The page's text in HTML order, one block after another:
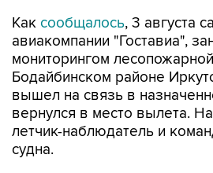
Как сообщалось, 3 августа
авиакомпании "Гоставиа",
мониторингом
Бодайбинском районе
вышел на связь в
вернулся в место вылета.
летчик-наблюдатель и
судна.